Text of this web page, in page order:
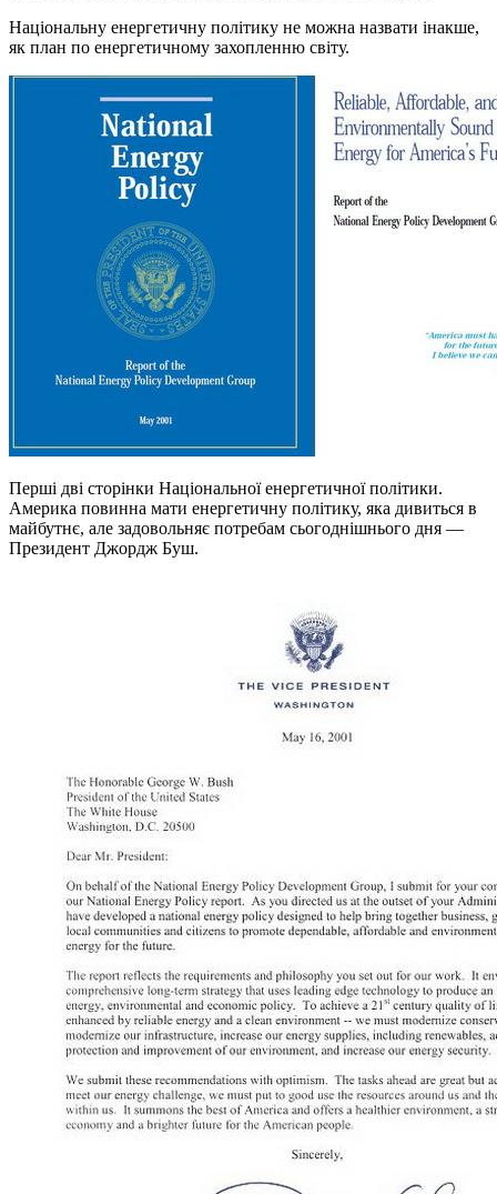
Національну енергетичну політику не можна назвати інакше,
як план по енергетичному захопленню світу.
Перші дві сторінки Національної енергетичної політики.
Америка повинна мати енергетичну політику, яка дивиться в
майбутнє, але задовольняє потребам сьогоднішнього дня —
Президент Джордж Буш.